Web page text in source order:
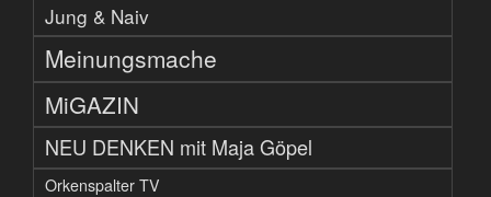
Jung & Naiv
Meinungsmache
MiGAZIN
NEU DENKEN mit Maja Göpel
Orkenspalter TV